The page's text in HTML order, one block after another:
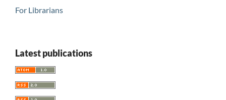
For Librarians
Latest publications